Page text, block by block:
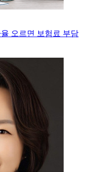
오르면 보험료 부담